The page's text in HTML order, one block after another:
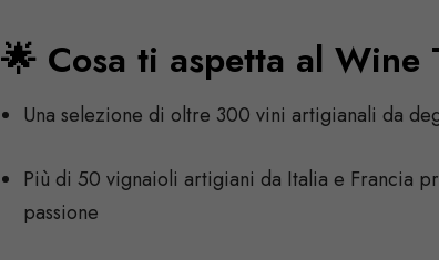
🌟 Cosa ti aspetta al Wine
Una selezione di oltre 300 vini artigianali da
Più di 50 vignaioli artigiani da Italia e Francia
passione